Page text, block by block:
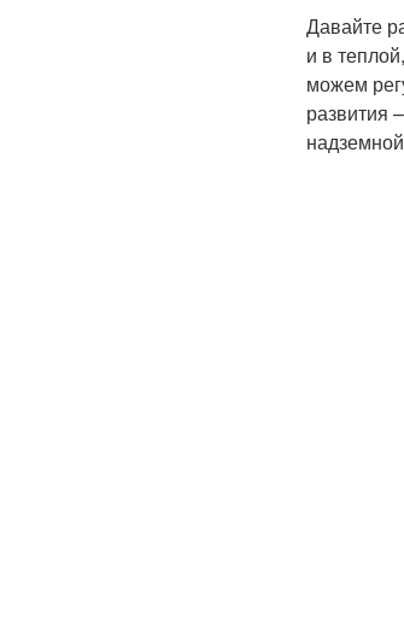
Давайте
и в
можем
развития